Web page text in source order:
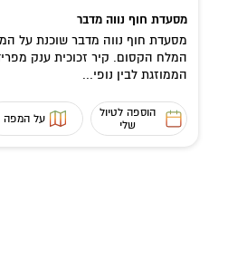
מסעדת חוף נווה מדבר
מסעדת חוף נווה מדבר שוכנת על
המלח הקסום. קיר זכוכית ענק
הממוזגת לבין נופי...
הוספה לטיול
שלי
על המפה